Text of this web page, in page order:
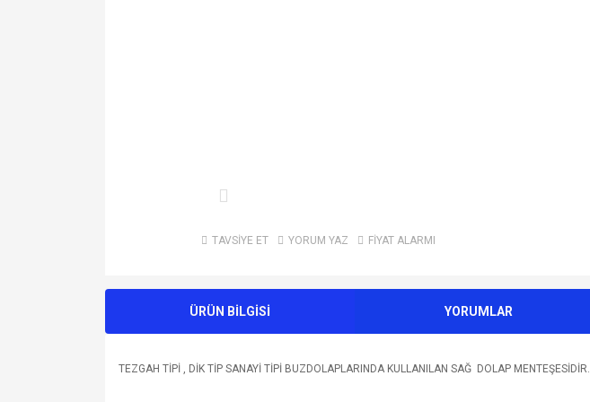
TAVSİYE ET YORUM YAZ FİYAT ALARMI
ÜRÜN BİLGİSİ YORUMLAR
TEZGAH TİPİ , DİK TİP SANAYİ TİPİ BUZDOLAPLARINDA KULLANILAN SAĞ DOLAP MENTEŞESİDİR.